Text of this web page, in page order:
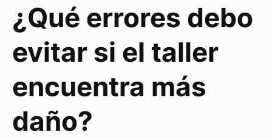
¿Qué errores debo
evitar si el taller
encuentra más
daño?